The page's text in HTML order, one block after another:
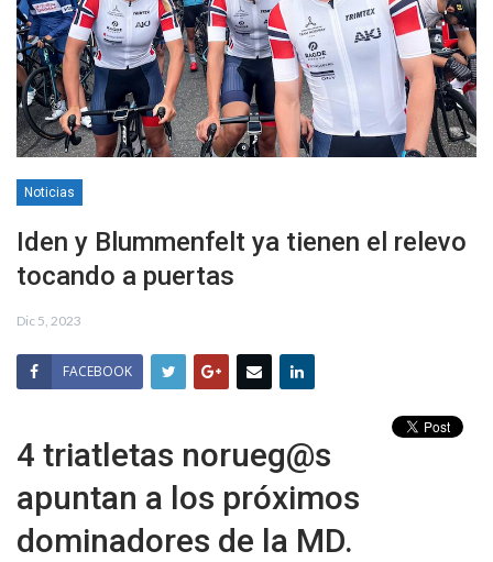
Noticias
Iden y Blummenfelt ya tienen el relevo
tocando a puertas
Dic 5, 2023
FACEBOOK
4 triatletas norueg@s
apuntan a los próximos
dominadores de la MD.